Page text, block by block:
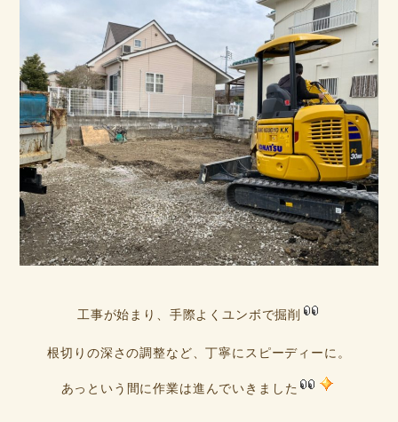
工事が始まり、手際よくユンボで掘削
根切りの深さの調整など、丁寧にスピーディーに。
あっという間に作業は進んでいきました